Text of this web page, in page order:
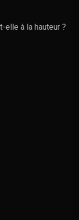
elle à la hauteur ?